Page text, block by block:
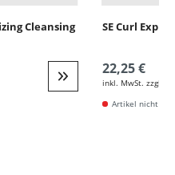
Cleansing
Weiter zur Detail
SE Curl
22,25 €
inkl. MwSt. zzgl.
Artikel nicht